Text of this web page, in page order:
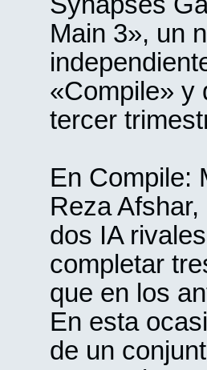
Main 3», un
«Compile» y
tercer
En Compile:
Reza
dos IA
completar
que en los
En esta
de un